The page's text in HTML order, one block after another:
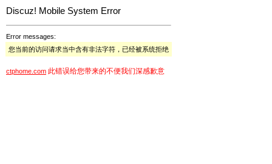
Discuz! Mobile System Error
Error messages:
您当前的访问请求当中含有非法字符，已经被系统拒绝
ctphome.com 此错误给您带来的不便我们深感歉意